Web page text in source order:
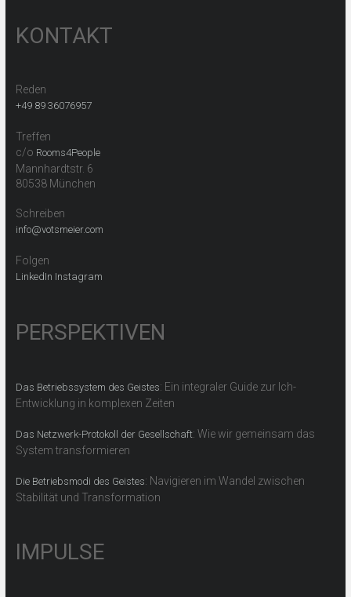
KONTAKT
Reden
+49 89 36076957
Treffen
c/o Rooms4People
Mannhardtstr. 6
80538 München
Schreiben
info@votsmeier.com
Folgen
LinkedIn Instagram
PERSPEKTIVEN
Das Betriebssystem des Geistes: Ein integraler Guide zur Ich-
Entwicklung in komplexen Zeiten
Das Netzwerk-Protokoll der Gesellschaft: Wie wir gemeinsam das
System transformieren
Die Betriebsmodi des Geistes: Navigieren im Wandel zwischen
Stabilität und Transformation
IMPULSE